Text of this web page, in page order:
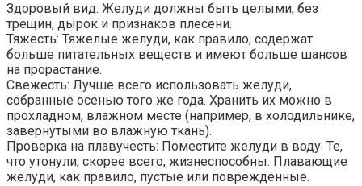
Здоровый вид: Желуди должны быть целыми, без
трещин, дырок и признаков плесени.
Тяжесть: Тяжелые желуди, как правило, содержат
больше питательных веществ и имеют больше шансов
на прорастание.
Свежесть: Лучше всего использовать желуди,
собранные осенью того же года. Хранить их можно в
прохладном, влажном месте (например, в холодильнике,
завернутыми во влажную ткань).
Проверка на плавучесть: Поместите желуди в воду. Те,
что утонули, скорее всего, жизнеспособны. Плавающие
желуди, как правило, пустые или поврежденные.